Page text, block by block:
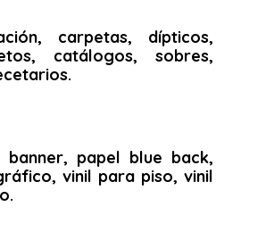
carpetas, dípticos,
catálogos, sobres,
papel blue back,
vinil para piso, vinil